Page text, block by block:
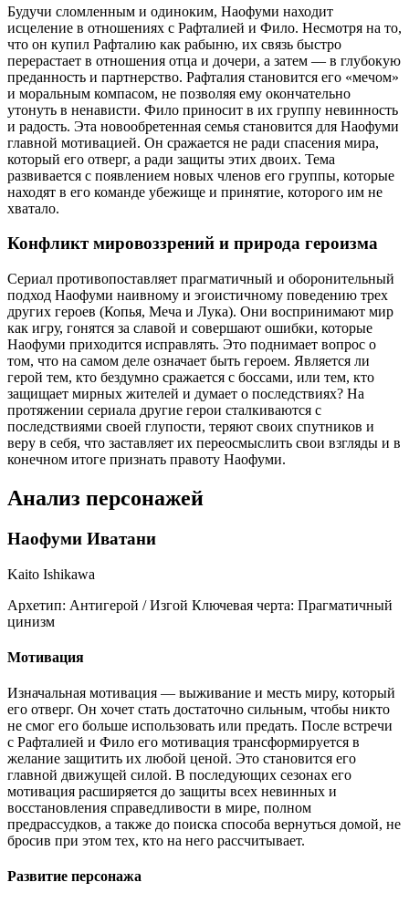
Будучи сломленным и одиноким, Наофуми находит
исцеление в отношениях с Рафталией и Фило. Несмотря на то,
что он купил Рафталию как рабыню, их связь быстро
перерастает в отношения отца и дочери, а затем — в глубокую
преданность и партнерство. Рафталия становится его «мечом»
и моральным компасом, не позволяя ему окончательно
утонуть в ненависти. Фило приносит в их группу невинность
и радость. Эта новообретенная семья становится для Наофуми
главной мотивацией. Он сражается не ради спасения мира,
который его отверг, а ради защиты этих двоих. Тема
развивается с появлением новых членов его группы, которые
находят в его команде убежище и принятие, которого им не
хватало.
Конфликт мировоззрений и природа героизма
Сериал противопоставляет прагматичный и оборонительный
подход Наофуми наивному и эгоистичному поведению трех
других героев (Копья, Меча и Лука). Они воспринимают мир
как игру, гонятся за славой и совершают ошибки, которые
Наофуми приходится исправлять. Это поднимает вопрос о
том, что на самом деле означает быть героем. Является ли
герой тем, кто бездумно сражается с боссами, или тем, кто
защищает мирных жителей и думает о последствиях? На
протяжении сериала другие герои сталкиваются с
последствиями своей глупости, теряют своих спутников и
веру в себя, что заставляет их переосмыслить свои взгляды и в
конечном итоге признать правоту Наофуми.
Анализ персонажей
Наофуми Иватани
Kaito Ishikawa
Архетип: Антигерой / Изгой Ключевая черта: Прагматичный
цинизм
Мотивация
Изначальная мотивация — выживание и месть миру, который
его отверг. Он хочет стать достаточно сильным, чтобы никто
не смог его больше использовать или предать. После встречи
с Рафталией и Фило его мотивация трансформируется в
желание защитить их любой ценой. Это становится его
главной движущей силой. В последующих сезонах его
мотивация расширяется до защиты всех невинных и
восстановления справедливости в мире, полном
предрассудков, а также до поиска способа вернуться домой, не
бросив при этом тех, кто на него рассчитывает.
Развитие персонажа